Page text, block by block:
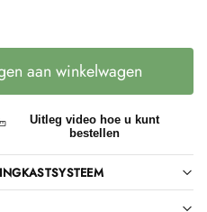
aan winkelwagen
Uitleg video hoe u kunt
bestellen